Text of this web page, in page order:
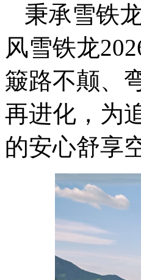
秉承雪铁
风雪铁龙
簸路不颠、
再进化，为
的安心舒享